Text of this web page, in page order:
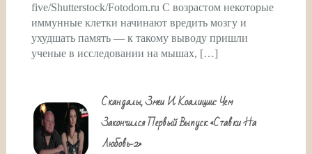
five/Shutterstock/Fotodom.ru С возрастом некоторые
иммунные клетки начинают вредить мозгу и
ухудшать память — к такому выводу пришли
ученые в исследовании на мышах, […]
Скандалы, Змеи И Коалиции: Чем
Закончился Первый Выпуск «Ставки На
Любовь-2»